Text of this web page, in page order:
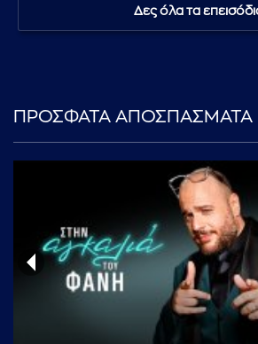
Δες όλα τα
ΠΡΟΣΦΑΤΑ ΑΠΟΣΠΑΣΜΑΤΑ